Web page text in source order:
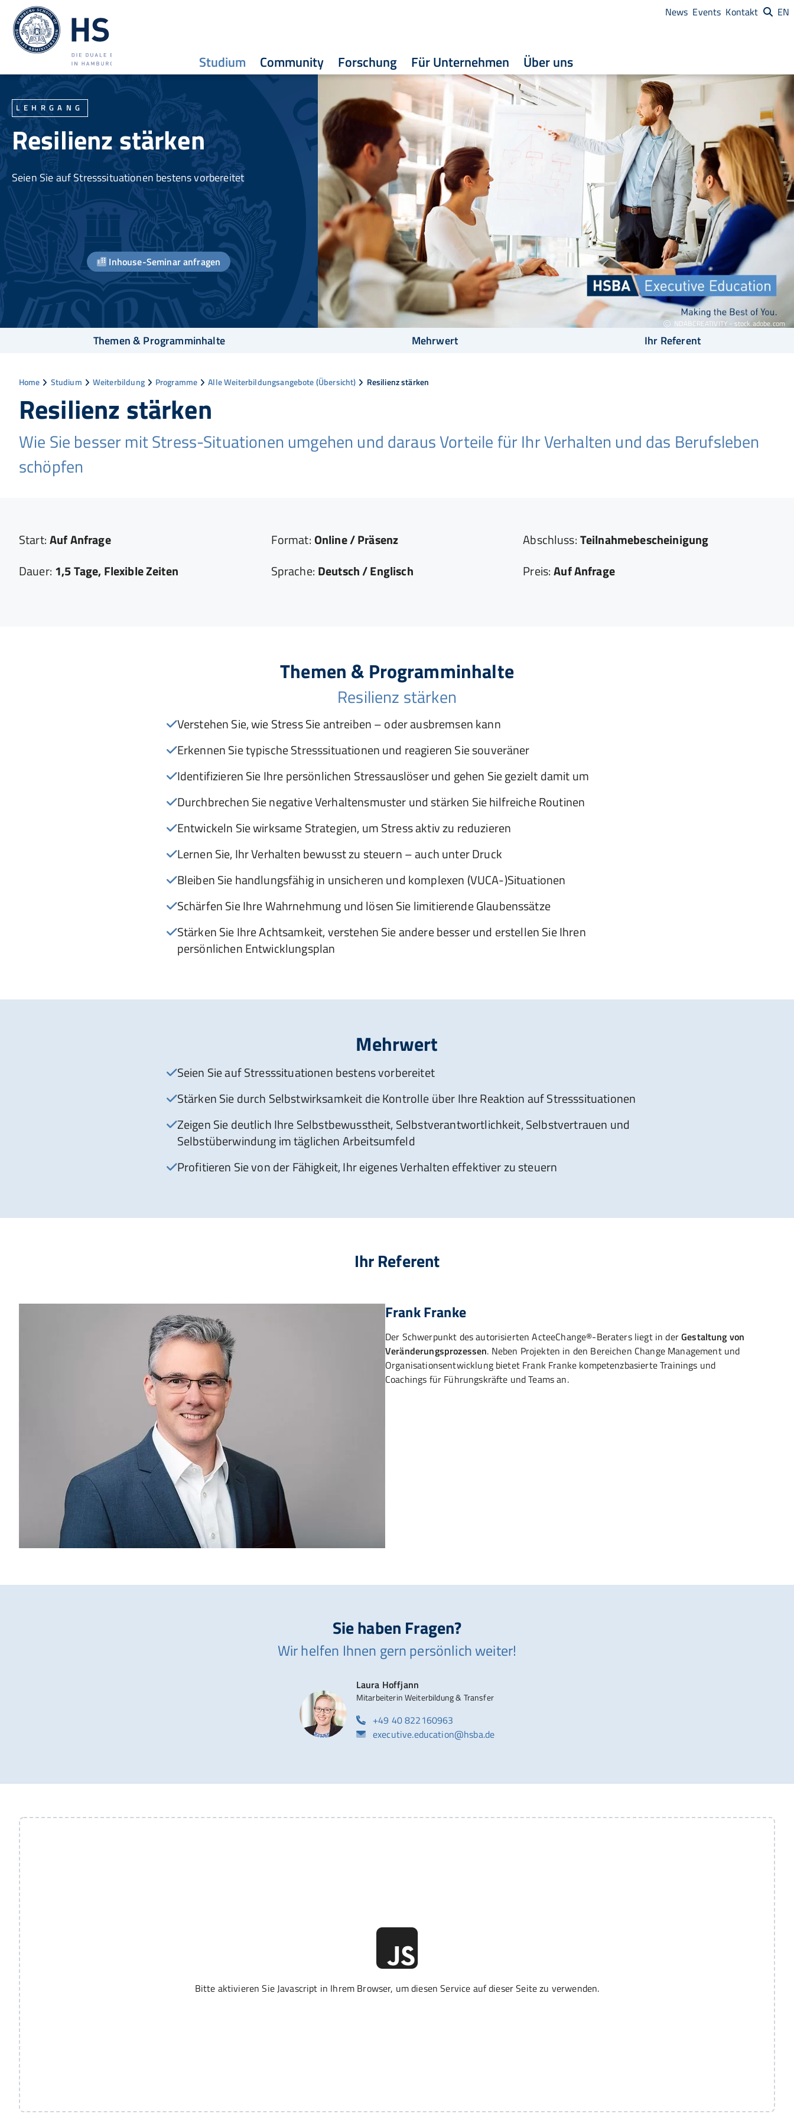
Studium Community Forschung Für Unternehmen Über uns
News Events Kontakt EN
Inhouse-Seminar anfragen
NDABCREATIVITY - stock.adobe.com
Resilienz stärken
LEHRGANG
Seien Sie auf Stresssituationen bestens vorbereitet
Themen & Programminhalte Mehrwert Ihr Referent
Home Studium Weiterbildung Programme Alle Weiterbildungsangebote (Übersicht) Resilienz stärken
Resilienz stärken
Wie Sie besser mit Stress-Situationen umgehen und daraus Vorteile für Ihr Verhalten und das Berufsleben
schöpfen
Start:Auf Anfrage Format:Online / Präsenz Abschluss:Teilnahmebescheinigung
Dauer: 1,5 Tage, Flexible Zeiten Sprache: Deutsch / Englisch Preis:Auf Anfrage
Themen & Programminhalte
Resilienz stärken
Verstehen Sie, wie Stress Sie antreiben – oder ausbremsen kann
Erkennen Sie typische Stresssituationen und reagieren Sie souveräner
Identifizieren Sie Ihre persönlichen Stressauslöser und gehen Sie gezielt damit um
Durchbrechen Sie negative Verhaltensmuster und stärken Sie hilfreiche Routinen
Entwickeln Sie wirksame Strategien, um Stress aktiv zu reduzieren
Lernen Sie, Ihr Verhalten bewusst zu steuern – auch unter Druck
Bleiben Sie handlungsfähig in unsicheren und komplexen (VUCA-)Situationen
Schärfen Sie Ihre Wahrnehmung und lösen Sie limitierende Glaubenssätze
Stärken Sie Ihre Achtsamkeit, verstehen Sie andere besser und erstellen Sie Ihren
persönlichen Entwicklungsplan
Mehrwert
Seien Sie auf Stresssituationen bestens vorbereitet
Stärken Sie durch Selbstwirksamkeit die Kontrolle über Ihre Reaktion auf Stresssituationen
Zeigen Sie deutlich Ihre Selbstbewusstheit, Selbstverantwortlichkeit, Selbstvertrauen und
Selbstüberwindung im täglichen Arbeitsumfeld
Profitieren Sie von der Fähigkeit, Ihr eigenes Verhalten effektiver zu steuern
Ihr Referent
Frank Franke
Der Schwerpunkt des autorisierten ActeeChange®-Beraters liegt in derGestaltung von
Veränderungsprozessen. Neben Projekten in den Bereichen Change Management und
Organisationsentwicklung bietet Frank Franke kompetenzbasierte Trainings und
Coachings für Führungskräfte und Teams an.
Sie haben Fragen?
Wir helfen Ihnen gern persönlich weiter!
Laura Hoffjann
Mitarbeiterin Weiterbildung & Transfer
+49 40 822160963
executive.education@hsba.de
Bitte aktivieren Sie Javascript in Ihrem Browser, um diesen Service auf dieser Seite zu verwenden.